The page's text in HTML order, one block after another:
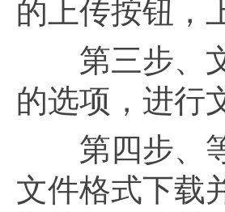
的上传按钮，
第三步、文
的选项，进行
第四步、等
文件格式下载